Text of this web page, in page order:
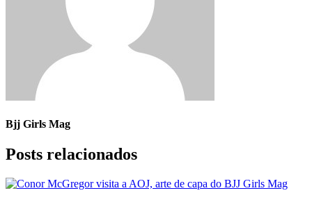
Bjj Girls Mag
Posts relacionados